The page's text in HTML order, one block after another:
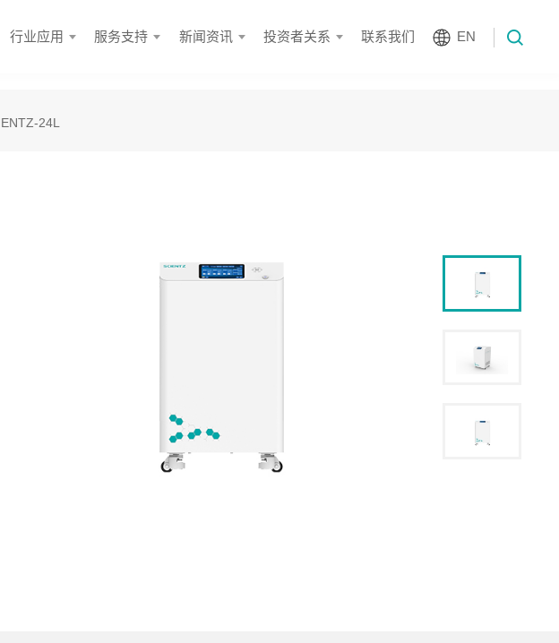
行业应用 服务支持 新闻资讯 投资者关系 联系我们 EN
24L